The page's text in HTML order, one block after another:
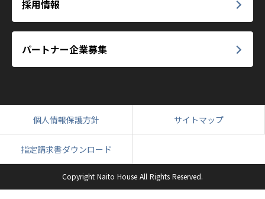
採用情報
パートナー企業募集
個人情報保護方針 サイトマップ
指定請求書ダウンロード
Copyright Naito House All Rights Reserved.